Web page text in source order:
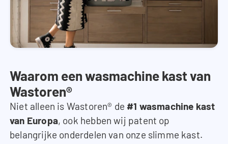
Waarom een wasmachine kast van
Wastoren®
Niet alleen is Wastoren® de #1 wasmachine kast
van Europa, ook hebben wij patent op
belangrijke onderdelen van onze slimme kast.